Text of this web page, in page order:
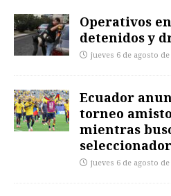
Operativos
detenidos y
jueves 6 de agosto de
Ecuador
torneo
mientras
seleccionador
jueves 6 de agosto de